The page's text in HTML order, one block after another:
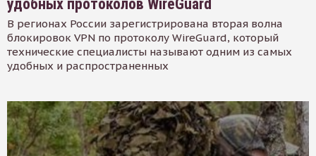
удобных протоколов WireGuard
В регионах России зарегистрирована вторая волна
блокировок VPN по протоколу WireGuard, который
технические специалисты называют одним из самых
удобных и распространенных